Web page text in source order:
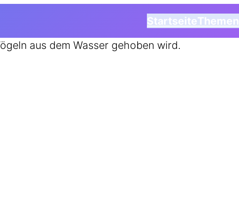
StartseiteThemen